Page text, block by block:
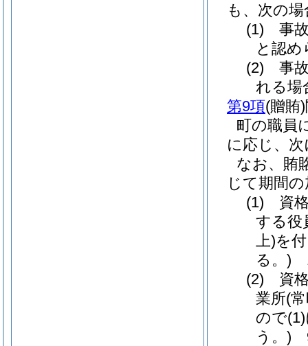
も、次の
(1) 事故
と認め
(2) 事故
れる場
第9項(贈賄)
町の職員
に応じ、
なお、賄
じて期間
(1) 資格
する役
上)を
る。)
(2) 資
業所(
ので(1)
う。)